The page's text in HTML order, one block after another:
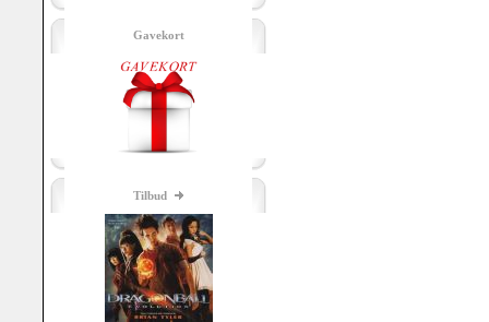
Gavekort
Tilbud